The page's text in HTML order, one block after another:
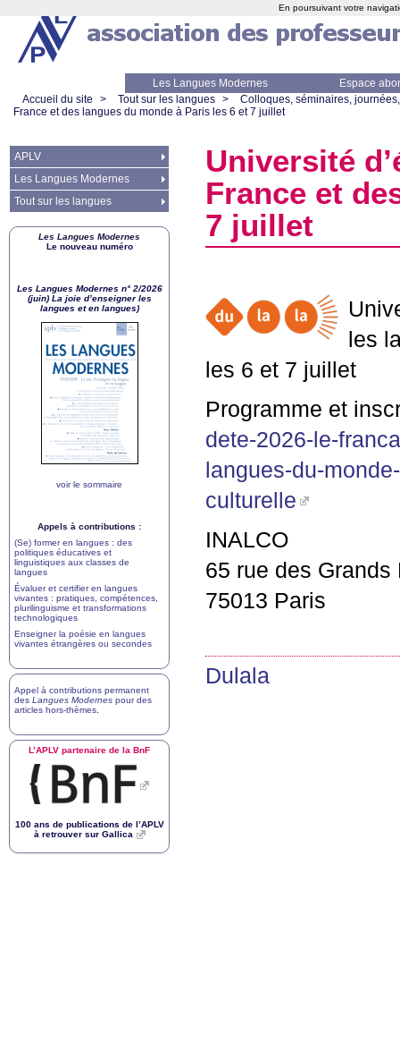
Les Langues Modernes
Espace
Accueil du site
> Tout sur les langues >
Colloques, séminaires,
France et des langues du monde à Paris les 6 et 7 juillet
Université
France et
7 juillet
les
les 6 et 7 juillet
Programme et
dete-2026-le-
langues-du-
culturelle
INALCO
65 rue des Grands
75013 Paris
Dulala
APLV
Les Langues Modernes
Tout sur les langues
Les Langues Modernes
Le nouveau numéro
Les Langues Modernes n° 2/2026
(juin) La joie d’enseigner les
langues et en langues)
voir le sommaire
Appels à contributions :
(Se) former en langues : des
politiques éducatives et
linguistiques aux classes de
langues
Évaluer et certifier en langues
vivantes : pratiques, compétences,
plurilinguisme et transformations
technologiques
Enseigner la poésie en langues
vivantes étrangères ou secondes
Appel à contributions permanent
des Langues Modernes pour des
articles hors-thèmes
L’APLV partenaire de la BnF
100 ans de publications de l’APLV
à retrouver sur Gallica
En poursuivant votre